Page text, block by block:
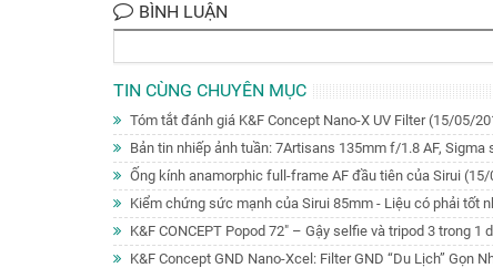
BÌNH LUẬN
TIN CÙNG CHUYÊN MỤC
Tóm tắt đánh giá K&F Concept Nano-X UV Filter(15/05/
Bản tin nhiếp ảnh tuần: 7Artisans 135mm f/1.8 AF,
Ống kính anamorphic full-frame AF đầu tiên của Sirui (15/
Kiểm chứng sức mạnh của Sirui 85mm - Liệu có phải tốt
K&F CONCEPT Popod 72" – Gậy selfie và tripod 3 trong
K&F Concept GND Nano-Xcel: Filter GND “Du Lịch” Gọn